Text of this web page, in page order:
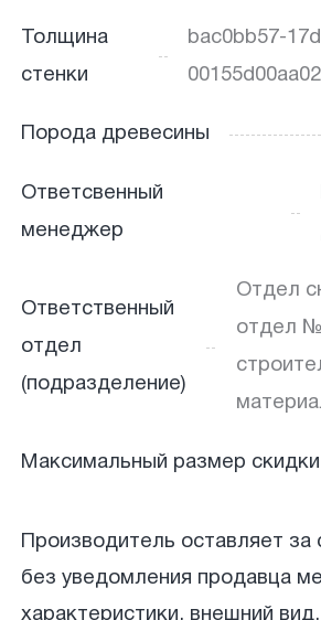
Толщина
стенки
bac0bb57-
00155d00aa02
Порода древесины
Ответсвенный
менеджер
Ответственный
отдел
(подразделение)
Отдел
отдел
Максимальный размер скидки
Производитель оставляет за
без уведомления продавца
характеристики, внешний